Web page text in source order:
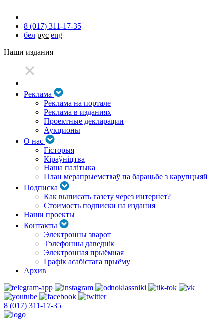
8 (017) 311-17-35
бел рус eng
Наши издания
Реклама
Реклама на портале
Реклама в изданиях
Проектные декларации
Аукционы
О нас
Гісторыя
Кіраўніцтва
Наша палітыка
План мерапрыемстваў па барацьбе з карупцыяй
Подписка
Как выписать газету через интернет?
Стоимость подписки на издания
Наши проекты
Контакты
Электронны зварот
Тэлефонны даведнік
Электронная прыёмная
Графік асабістага прыёму
Архив
8 (017) 311-17-35